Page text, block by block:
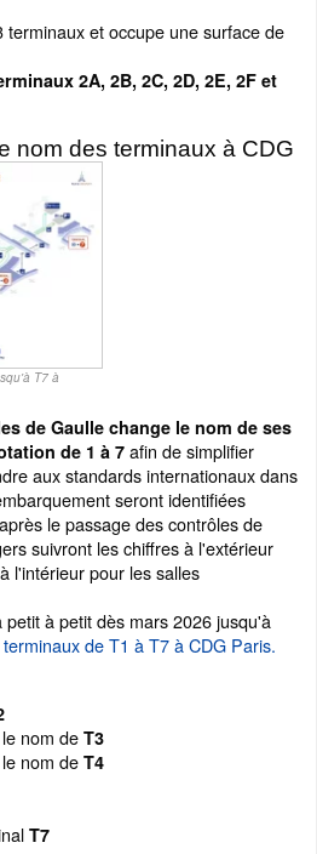
et occupe une surface de
2A, 2B, 2C, 2D, 2E, 2F et
nom des terminaux à CDG
T7 à
de Gaulle change le nom de ses
de 1 à 7 afin de simplifier
aux standards internationaux dans
seront identifiées
le passage des contrôles de
suivront les chiffres à l'extérieur
l'intérieur pour les salles
à petit dès mars 2026 jusqu'à
de T1 à T7 à CDG Paris.
nom de T3
nom de T4
T7